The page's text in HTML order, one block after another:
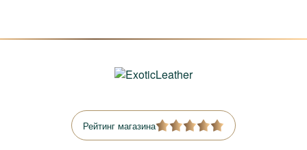
Рейтинг магазина